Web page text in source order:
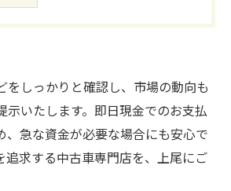
をしっかりと確認し、市場の動向も
示いたします。即日現金でのお支払
、急な資金が必要な場合にも安心で
追求する中古車専門店を、上尾にご